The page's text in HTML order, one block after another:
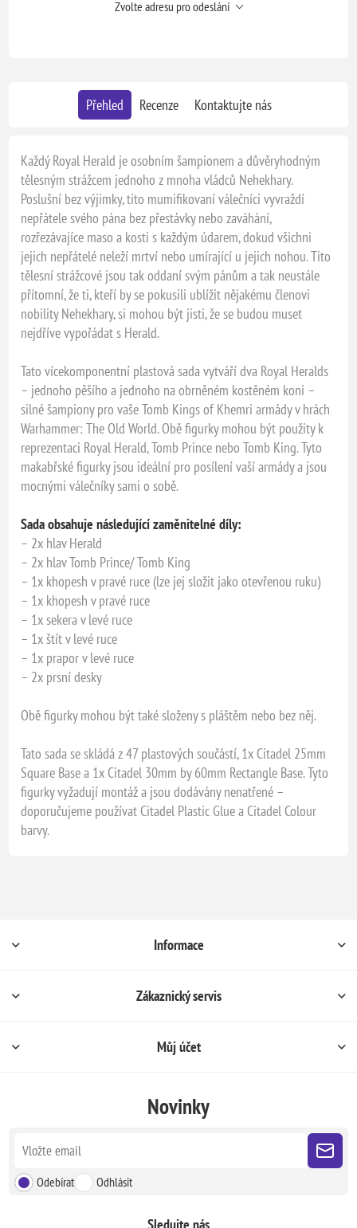
Zvolte adresu pro odeslání
Přehled Recenze Kontaktujte nás
Každý Royal Herald je osobním šampionem a důvěryhodným
tělesným strážcem jednoho z mnoha vládců Nehekhary.
Poslušní bez výjimky, tito mumifikovaní válečníci vyvraždí
nepřátele svého pána bez přestávky nebo zaváhání,
rozřezávajíce maso a kosti s každým údarem, dokud všichni
jejich nepřátelé neleží mrtví nebo umírající u jejich nohou. Tito
tělesní strážcové jsou tak oddaní svým pánům a tak neustále
přítomní, že ti, kteří by se pokusili ublížit nějakému členovi
nobility Nehekhary, si mohou být jisti, že se budou muset
nejdříve vypořádat s Herald.
Tato vícekomponentní plastová sada vytváří dva Royal Heralds
– jednoho pěšího a jednoho na obrněném kostěném koni –
silné šampiony pro vaše Tomb Kings of Khemri armády v hrách
Warhammer: The Old World. Obě figurky mohou být použity k
reprezentaci Royal Herald, Tomb Prince nebo Tomb King. Tyto
makabřské figurky jsou ideální pro posílení vaší armády a jsou
mocnými válečníky sami o sobě.
Sada obsahuje následující zaměnitelné díly:
– 2x hlav Herald
– 2x hlav Tomb Prince/ Tomb King
– 1x khopesh v pravé ruce (lze jej složit jako otevřenou ruku)
– 1x khopesh v pravé ruce
– 1x sekera v levé ruce
– 1x štít v levé ruce
– 1x prapor v levé ruce
– 2x prsní desky
Obě figurky mohou být také složeny s pláštěm nebo bez něj.
Tato sada se skládá z 47 plastových součástí, 1x Citadel 25mm
Square Base a 1x Citadel 30mm by 60mm Rectangle Base. Tyto
figurky vyžadují montáž a jsou dodávány nenatřené –
doporučujeme používat Citadel Plastic Glue a Citadel Colour
barvy.
Informace
Zákaznický servis
Můj účet
Novinky
Odebírat Odhlásit